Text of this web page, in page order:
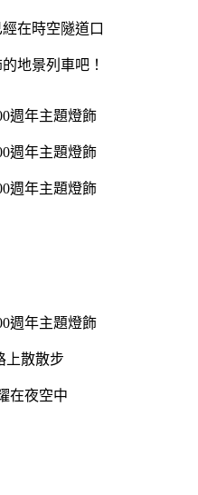
在時空隧道口
地景列車吧！
上散散步
在夜空中